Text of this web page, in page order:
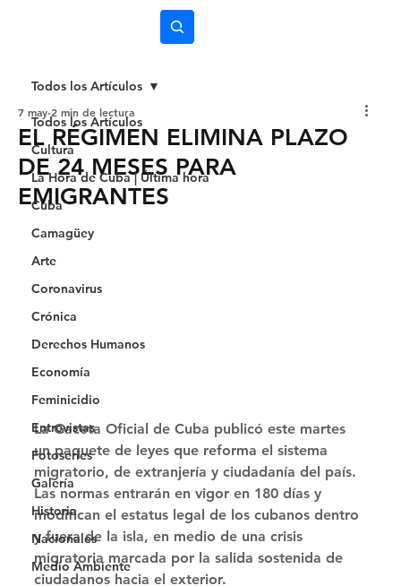
Todos los Artículos
Cultura
La Hora de Cuba | Última hora
Cuba
Camagüey
Arte
Coronavirus
Crónica
Derechos Humanos
Economía
Feminicidio
Entrevistas
Fotoseries
Galería
Historia
Nacionales
Medio Ambiente
Todos los Artículos
EL RÉGIMEN ELIMINA PLAZO
DE 24 MESES PARA
EMIGRANTES
7 may 2 min de lectura
La Gaceta Oficial de Cuba publicó este martes
un paquete de leyes que reforma el sistema
migratorio, de extranjería y ciudadanía del país.
Las normas entrarán en vigor en 180 días y
modifican el estatus legal de los cubanos dentro
y fuera de la isla, en medio de una crisis
migratoria marcada por la salida sostenida de
ciudadanos hacia el exterior.